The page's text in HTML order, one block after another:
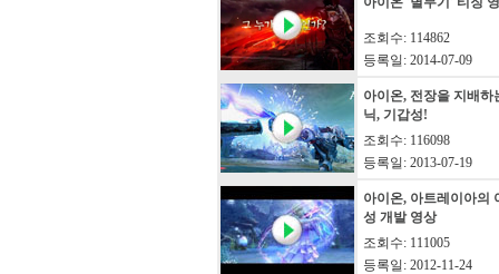
조회수: 114862
등록일: 2014-07-09
아이온, 전장을 지배하
닉, 기갑성!
조회수: 116098
등록일: 2013-07-19
아이온, 아트레이아의
성 개발 영상
조회수: 111005
등록일: 2012-11-24